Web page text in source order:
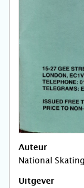
Auteur
National
Uitgever